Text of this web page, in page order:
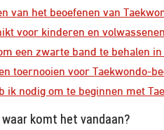
van het beoefenen van
voor kinderen en
een zwarte band te behalen in
toernooien voor Taekwondo-
ik nodig om te beginnen met
komt het vandaan?